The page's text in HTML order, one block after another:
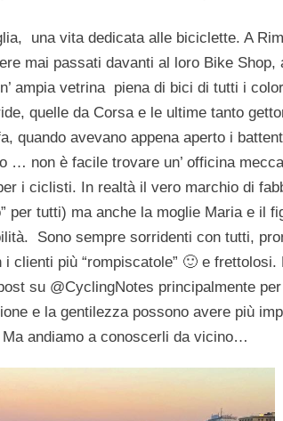
una vita dedicata alle biciclette. A
mai passati davanti al loro Bike Shop,
ampia vetrina piena di bici di tutti i
quelle da Corsa e le ultime tanto
quando avevano appena aperto i
… non è facile trovare un’ officina
i ciclisti. In realtà il vero marchio di
per tutti) ma anche la moglie Maria e il
Sono sempre sorridenti con tutti,
clienti più “rompiscatole” 🙂 e frettolosi.
su @CyclingNotes principalmente
e la gentilezza possono avere più
andiamo a conoscerli da vicino…